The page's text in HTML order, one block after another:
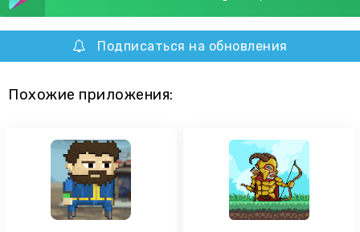
Подписаться на обновления
Похожие приложения: